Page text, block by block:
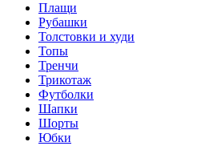
Плащи
Рубашки
Толстовки и худи
Топы
Тренчи
Трикотаж
Футболки
Шапки
Шорты
Юбки